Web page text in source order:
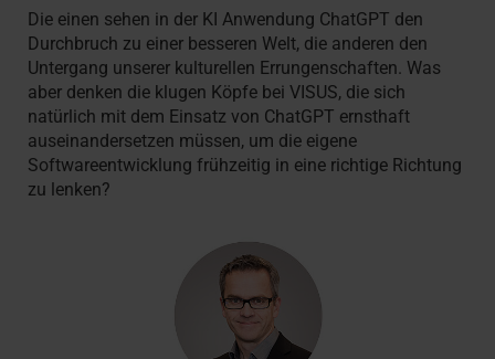
Die einen sehen in der KI Anwendung ChatGPT den
Durchbruch zu einer besseren Welt, die anderen den
Untergang unserer kulturellen Errungenschaften. Was
aber denken die klugen Köpfe bei VISUS, die sich
natürlich mit dem Einsatz von ChatGPT ernsthaft
auseinandersetzen müssen, um die eigene
Softwareentwicklung frühzeitig in eine richtige Richtung
zu lenken?